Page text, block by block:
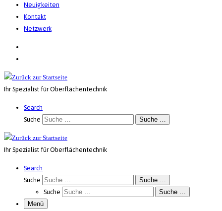
Neuigkeiten
Kontakt
Netzwerk
Ihr Spezialist für Oberflächentechnik
Search
Suche
Suche …
Ihr Spezialist für Oberflächentechnik
Search
Suche
Suche …
Suche
Suche …
Menü